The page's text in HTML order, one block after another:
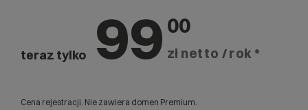
teraz tylko 99 00
zł netto / rok *
Cena rejestracji. Nie zawiera domen Premium.